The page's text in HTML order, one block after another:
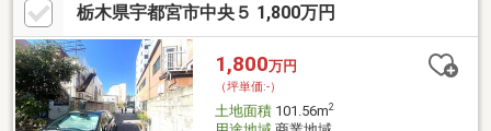
㎡のゆとりある敷地面積■プランニングがしやすい平坦地■既存建
物の解体費用がかからない「更地渡し」
栃木県宇都宮市中央５ 1,800万円
1,800万円
（坪単価:-）
土地面積101.56m2